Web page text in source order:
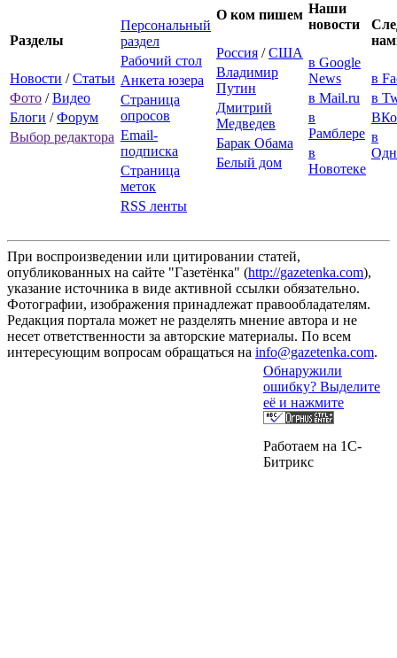
Разделы
Новости /Статьи
Фото /Видео
Блоги /Форум
Выбор редактора
Персональный
раздел
Рабочий стол
Анкета юзера
Страница
опросов
Email-
подписка
Страница
меток
RSS ленты
О ком пишем
Россия /США
Владимир
Путин
Дмитрий
Медведев
Барак Обама
Белый дом
Наши
новости
в Google
News
в Mail.ru
в
Рамблере
в
Новотеке
в
в
в
При воспроизведении или цитировании статей,
опубликованных на сайте "Газетёнка" (http://gazetenka.com),
указание источника в виде активной ссылки обязательно.
Фотографии, изображения принадлежат правообладателям.
Редакция портала может не разделять мнение автора и не
несет ответственности за авторские материалы. По всем
интересующим вопросам обращаться на info@gazetenka.com.
Обнаружили
ошибку? Выделите
её и нажмите
Работаем на 1C-
Битрикс